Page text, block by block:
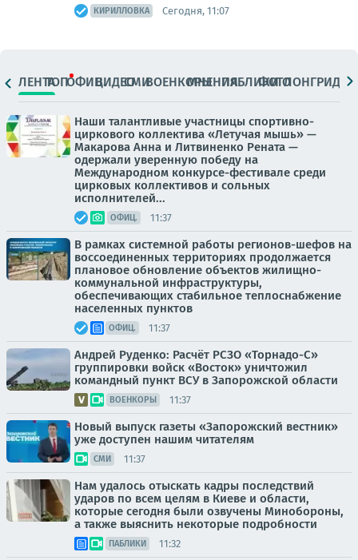
КИРИЛЛОВКА Сегодня, 11:07
ЛЕНТАТОПОФИЦ.ВИДЕОСМИВОЕНКОРЫМНЕНИЯПАБЛИКИ
ФОТОЛОНГРИДЫ
Наши талантливые участницы спортивно-
циркового коллектива «Летучая мышь» —
Макарова Анна и Литвиненко Рената —
одержали уверенную победу на
Международном конкурсе-фестивале среди
цирковых коллективов и сольных
исполнителей...
ОФИЦ. 11:37
В рамках системной работы регионов-шефов на
воссоединенных территориях продолжается
плановое обновление объектов жилищно-
коммунальной инфраструктуры,
обеспечивающих стабильное теплоснабжение
населенных пунктов
ОФИЦ. 11:37
Андрей Руденко: Расчёт РСЗО «Торнадо-С»
группировки войск «Восток» уничтожил
командный пункт ВСУ в Запорожской области
ВОЕНКОРЫ 11:37
Новый выпуск газеты «Запорожский вестник»
уже доступен нашим читателям
СМИ 11:37
Нам удалось отыскать кадры последствий
ударов по всем целям в Киеве и области,
которые сегодня были озвучены Минобороны,
а также выяснить некоторые подробности
ПАБЛИКИ 11:32